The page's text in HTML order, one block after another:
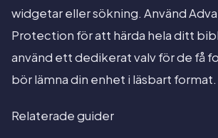
widgetar eller sökning. Använd
Protection för att härda hela ditt
använd ett dedikerat valv för de få
bör lämna din enhet i läsbart format.
Relaterade guider